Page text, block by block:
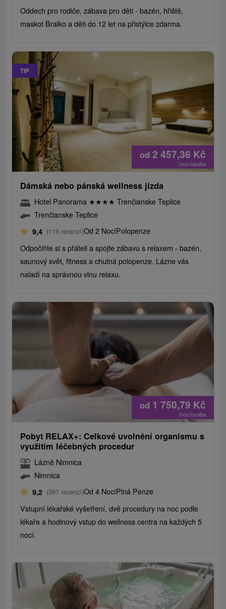
Oddech pro rodiče, zábava pro děti - bazén, hřiště,
maskot Bralko a děti do 12 let na přistýlce zdarma.
TIP
od 2 457,36 Kč
/noc/osoba
Dámská nebo pánská wellness jízda
Hotel Panorama ★★★★ Trenčianske Teplice
Trenčianske Teplice
9,4 (116 recenzí)Od 2 NocíPolopenze
Odpočiňte si s přáteli a spojte zábavu s relaxem - bazén,
saunový svět, fitness a chutná polopenze. Lázne vás
naladí na správnou vlnu relaxu.
od 1 750,79 Kč
/noc/osoba
Pobyt RELAX+: Celkové uvolnění organismu s
využitím léčebných procedur
Lázně Nimnica
Nimnica
9,2 (397 recenzí)Od 4 NocíPlná Penze
Vstupní lékařské vyšetření, dvě procedury na noc podle
lékaře a hodinový vstup do wellness centra na každých 5
nocí.